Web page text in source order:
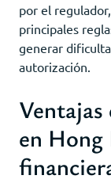
por el
principales
generar
autorización.
en Hong